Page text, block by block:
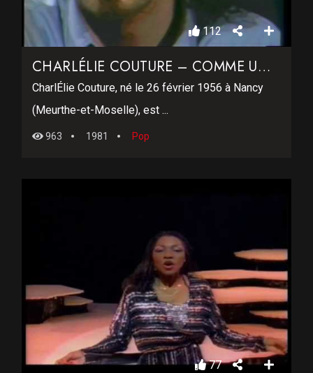
112
CHARLÉLIE COUTURE – COMME UN AVION SANS AILES ….
CharlÉlie Couture, né le 26 février 1956 à Nancy
(Meurthe-et-Moselle), est ...
963 1981 Pop
77